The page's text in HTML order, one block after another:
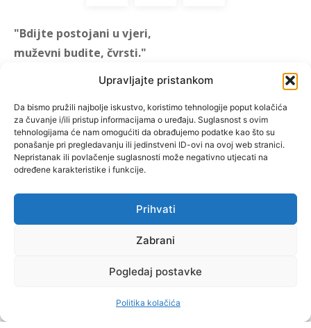
Upravljajte pristankom
Da bismo pružili najbolje iskustvo, koristimo tehnologije poput kolačića
za čuvanje i/ili pristup informacijama o uređaju. Suglasnost s ovim
tehnologijama će nam omogućiti da obrađujemo podatke kao što su
ponašanje pri pregledavanju ili jedinstveni ID-ovi na ovoj web stranici.
Nepristanak ili povlačenje suglasnosti može negativno utjecati na
određene karakteristike i funkcije.
Prihvati
Zabrani
Pogledaj postavke
Politika kolačića
"Bdijte postojani u vjeri,
muževni budite, čvrsti."
"Muževni budite" prvi je
hrvatski portal za katoličke
muškarce koji pokušava
reafirmirati u današnje
vrijeme itekako narušen
biblijski koncept muževnosti,
koji pokušavamo osvijetliti iz
više aspekata, prigodnih
rubrika i poticajnih inicijativa.